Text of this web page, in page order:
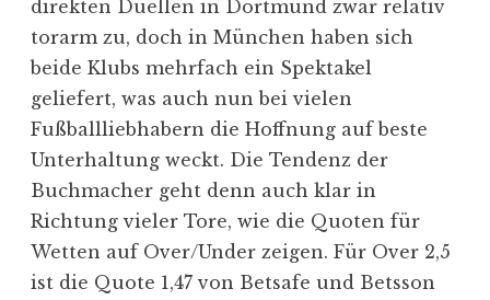
direkten Duellen in Dortmund zwar relativ
torarm zu, doch in München haben sich
beide Klubs mehrfach ein Spektakel
geliefert, was auch nun bei vielen
Fußballliebhabern die Hoffnung auf beste
Unterhaltung weckt. Die Tendenz der
Buchmacher geht denn auch klar in
Richtung vieler Tore, wie die Quoten für
Wetten auf Over/Under zeigen. Für Over 2,5
ist die Quote 1,47 von Betsafe und Betsson